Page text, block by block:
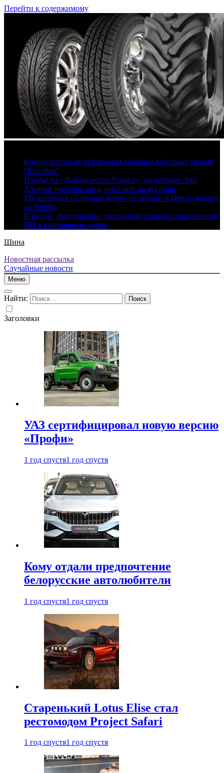
Перейти к содержимому
Кинокритики не исключили хороших кассовых сборов
“Колобка”
Платье из «Дьявол носит Prada 2», на которое Энн
Хэтэуэй пролила обед, выставят на аукцион
Мультсериал «Уличные коты» от автора «Офиса» вышел
на Netflix
В фонде «Кинопрайм» рассказали о рисках применения
ИИ в кинопроизводстве
Шина
Новостная рассылка
Случайные новости
Меню
Найти:
Заголовки
УАЗ сертифицировал новую версию
«Профи»
1 год спустя1 год спустя
Кому отдали предпочтение
белорусские автолюбители
1 год спустя1 год спустя
Старенький Lotus Elise стал
рестомодом Project Safari
1 год спустя1 год спустя